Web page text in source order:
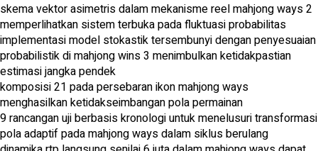
skema vektor asimetris dalam mekanisme reel mahjong ways 2
memperlihatkan sistem terbuka pada fluktuasi probabilitas
implementasi model stokastik tersembunyi dengan penyesuaian
probabilistik di mahjong wins 3 menimbulkan ketidakpastian
estimasi jangka pendek
komposisi 21 pada persebaran ikon mahjong ways
menghasilkan ketidakseimbangan pola permainan
9 rancangan uji berbasis kronologi untuk menelusuri transformasi
pola adaptif pada mahjong ways dalam siklus berulang